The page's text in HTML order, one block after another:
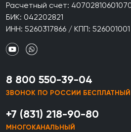
Расчетный счет:
БИК: 042202821
ИНН: 5260317866 / КПП: 526001001
8 800 550-39-04
ЗВОНОК ПО РОССИИ БЕСПЛАТНЫЙ
+7 (831) 218-90-80
МНОГОКАНАЛЬНЫЙ